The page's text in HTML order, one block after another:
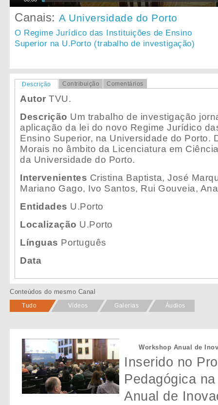
Canais: A Universidade do Porto
O Regime Jurídico das Instituições de Ensino
Superior na U.Porto (trabalho de investigação)
Descrição Contribuição Comentários
Autor TVU.
Descrição Um trabalho de investigação
aplicação da lei do novo Regime Jurídico
Ensino Superior, na Universidade do Porto.
Morais no âmbito da Licenciatura em
da Universidade do Porto.
Intervenientes Cristina Baptista, José
Mariano Gago, Ivo Santos, Rui Gouveia,
Entidades U.Porto
Localização U.Porto
Línguas Português
Data
Conteúdos do mesmo Canal
Tudo Vídeos Galerias Áudios
Workshop Anual de
Inserido no
Pedagógica
Anual de